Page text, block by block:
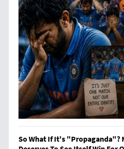
So What If It's "Propaganda"?